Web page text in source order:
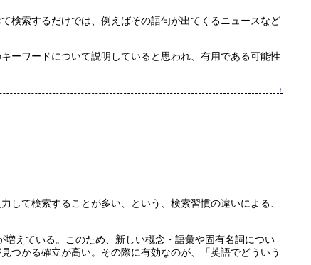
検索するだけでは、例えばその語句が出てくるニュースなど
ーワードについて説明していると思われ、有用である可能性
↑
て検索することが多い、という、検索習慣の違いによる、
えている。このため、新しい概念・語彙や固有名詞につい
つかる確立が高い。その際に有効なのが、「英語でどういう